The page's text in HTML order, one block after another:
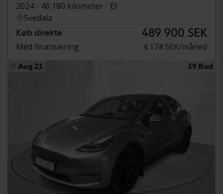
2024
46 180 kilometer
El
Svedala
Køb direkte 489 900 SEK
Med finansiering 4 174 SEK/måned
Aug 21 39 Bud